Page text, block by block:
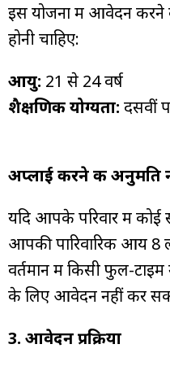
इस योजना में आवेदन करने
होनी चाहिए:
आयु: 21 से 24 वर्ष
शैक्षणिक योग्यता: दसवीं
अप्लाई करने की अनुमति
यदि आपके परिवार में कोई
आपकी पारिवारिक आय
वर्तमान में किसी फुल-
के लिए आवेदन नहीं कर
3. आवेदन प्रक्रिया